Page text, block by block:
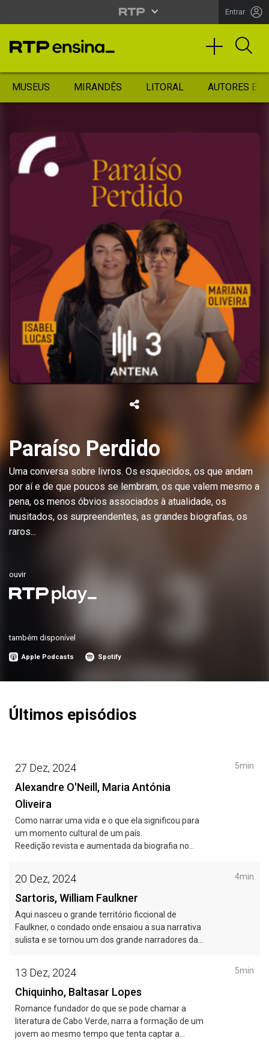
Entrar
MUSEUS MIRANDÊS LITORAL AUTORES
Paraíso Perdido
Uma conversa sobre livros. Os esquecidos, os que andam
por aí e de que poucos se lembram, os que valem mesmo a
pena, os menos óbvios associados à atualidade, os
inusitados, os surpreendentes, as grandes biografias, os
raros...
ouvir
também disponível
Apple Podcasts Spotify
Últimos episódios
27 Dez, 2024
Alexandre O'Neill, Maria Antónia
Oliveira
Como narrar uma vida e o que ela significou para
um momento cultural de um país.
Reedição revista e aumentada da biografia no
5min
20 Dez, 2024
Sartoris, William Faulkner
Aqui nasceu o grande território ficcional de
Faulkner, o condado onde ensaiou a sua narrativa
sulista e se tornou um dos grande narradores da
4min
13 Dez, 2024
Chiquinho, Baltasar Lopes
Romance fundador do que se pode chamar a
literatura de Cabo Verde, narra a formação de um
jovem ao mesmo tempo que tenta captar a
5min